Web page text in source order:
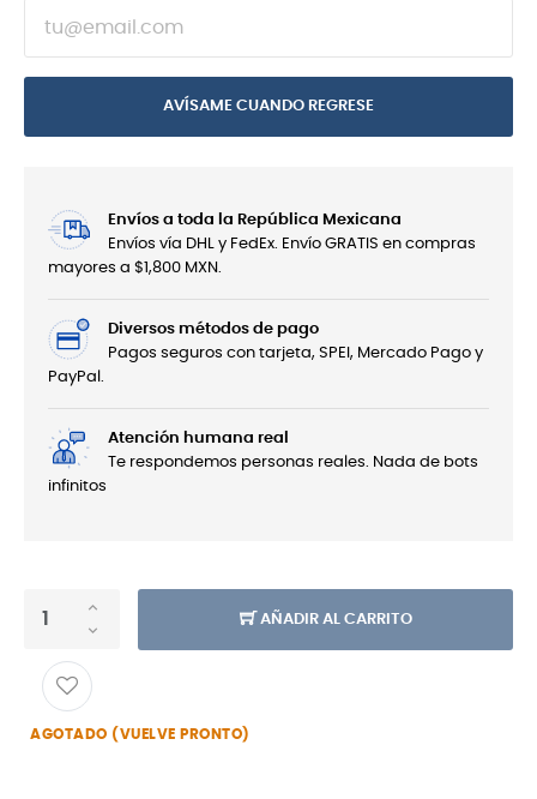
AVÍSAME CUANDO REGRESE
Envíos a toda la República Mexicana
Envíos vía DHL y FedEx. Envío GRATIS en compras
mayores a $1,800 MXN.
Diversos métodos de pago
Pagos seguros con tarjeta, SPEI, Mercado Pago y
PayPal.
Atención humana real
Te respondemos personas reales. Nada de bots
infinitos
AÑADIR AL CARRITO
AGOTADO (VUELVE PRONTO)